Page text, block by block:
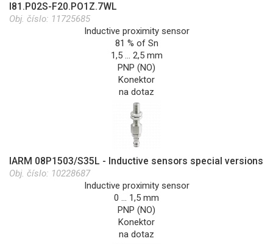
I81.P02S-F20.PO1Z.7WL
Obj. číslo: 11725685
Inductive proximity sensor
81 % of Sn
1,5 … 2,5 mm
PNP (NO)
Konektor
na dotaz
IARM 08P1503/S35L - Inductive sensors special versions
Obj. číslo: 10228687
Inductive proximity sensor
0 … 1,5 mm
PNP (NO)
Konektor
na dotaz